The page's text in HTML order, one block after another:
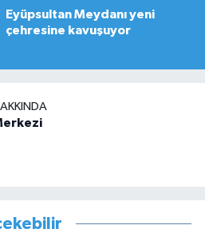
Eyüpsultan Meydanı yeni
çehresine kavuşuyor